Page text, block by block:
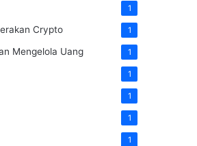
1
Crypto 1
Mengelola Uang 1
1
1
1
1